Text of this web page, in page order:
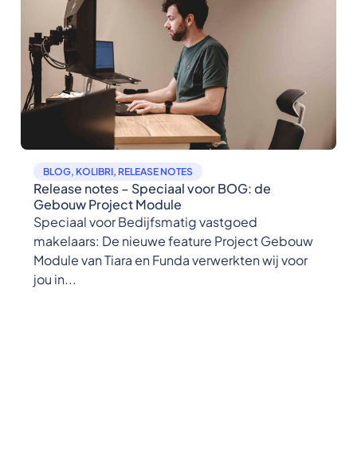
BLOG, KOLIBRI, RELEASE NOTES
Release notes – Speciaal voor BOG: de
Gebouw Project Module
Speciaal voor Bedijfsmatig vastgoed
makelaars: De nieuwe feature Project Gebouw
Module van Tiara en Funda verwerkten wij voor
jou in...